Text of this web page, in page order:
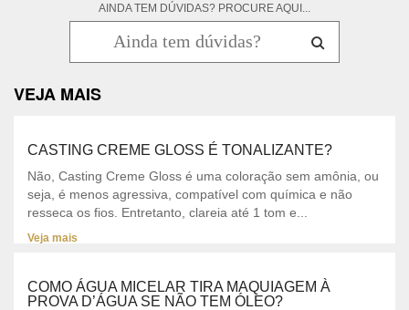
AINDA TEM DÚVIDAS? PROCURE AQUI...
VEJA MAIS
CASTING CREME GLOSS É TONALIZANTE?
Não, Casting Creme Gloss é uma coloração sem amônia, ou
seja, é menos agressiva, compatível com química e não
resseca os fios. Entretanto, clareia até 1 tom e...
Veja mais
COMO ÁGUA MICELAR TIRA MAQUIAGEM À
PROVA D’ÁGUA SE NÃO TEM ÓLEO?